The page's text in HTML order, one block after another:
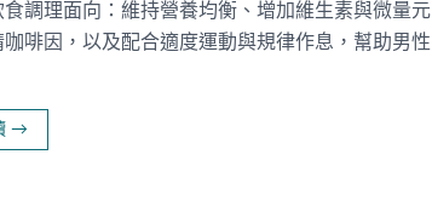
調理面向：維持營養均衡、增加維生素與微量元
啡因，以及配合適度運動與規律作息，幫助男性
→